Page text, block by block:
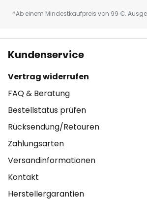
*Ab einem Mindestkaufpreis von 99 €.
Kundenservice
Vertrag widerrufen
FAQ & Beratung
Bestellstatus prüfen
Rücksendung/Retouren
Zahlungsarten
Versandinformationen
Kontakt
Herstellergarantien